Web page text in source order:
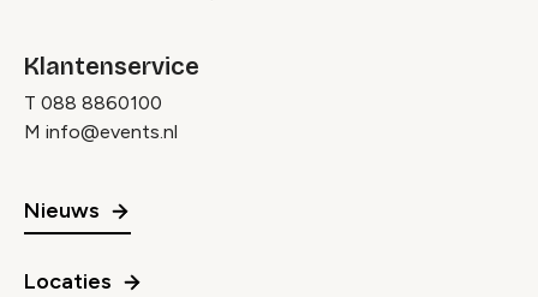
Klantenservice
T 088 8860100
M info@events.nl
Nieuws
Locaties